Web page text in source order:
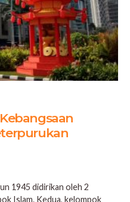
1945 didirikan oleh 2
Islam. Kedua, kelompok